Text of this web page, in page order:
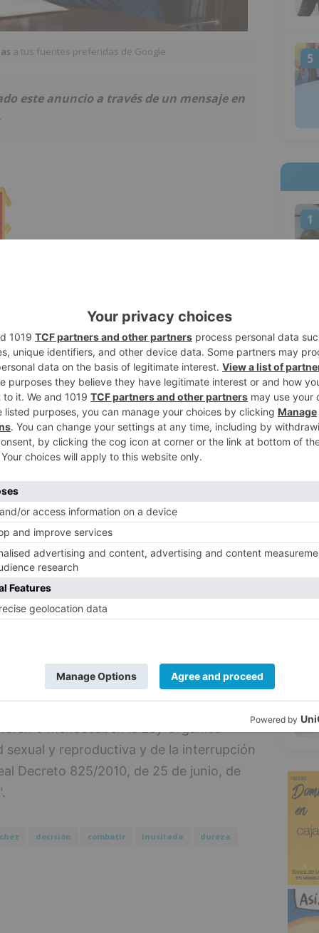
a tus fuentes preferidas de Google
este anuncio a través de un mensaje en
y León, el 'popular' Alfonso
que enviará una carta al presidente
criticar la decisión del Ejecutivo de
el presidente castellano y leonés,
este anuncio a través de un mensaje en
la que ha avanzado que remitirá una
al que reprocha su decisión de
conflicto irreal".
para lamentar que su Gobierno haya
un conflicto irreal y haya
sobre un cuestión ficticia", ha
martes tras trascender que el
un acuerdo por el que se requiere de
sexual y reproductiva y de la interrupción
Decreto 825/2010, de 25 de junio, de
decisión combatir inusitada dureza
5
1
2
3
4